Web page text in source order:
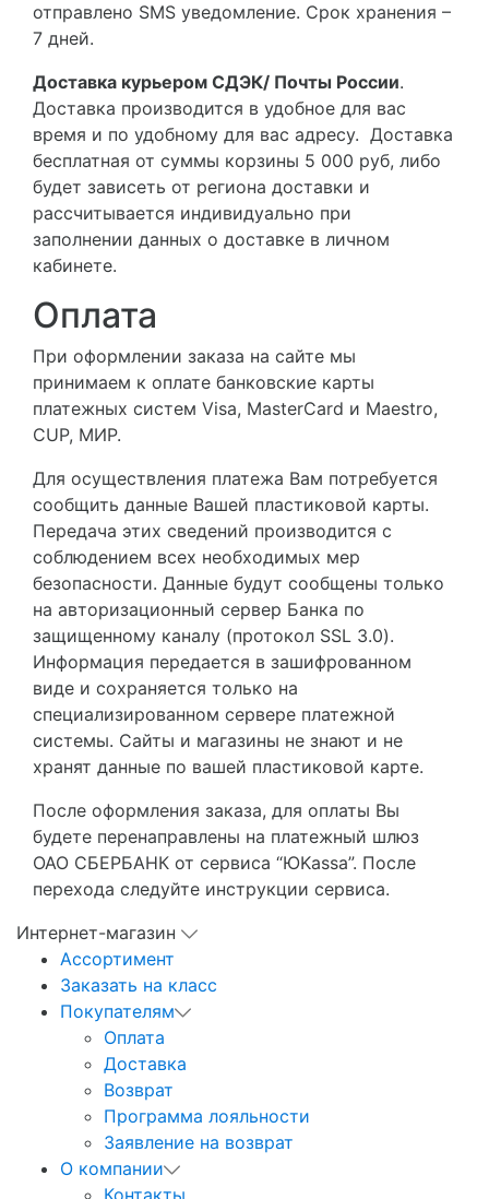
отправлено SMS уведомление. Срок хранения –
7 дней.
Доставка курьером СДЭК/ Почты России.
Доставка производится в удобное для вас
время и по удобному для вас адресу. Доставка
бесплатная от суммы корзины 5 000 руб, либо
будет зависеть от региона доставки и
рассчитывается индивидуально при
заполнении данных о доставке в личном
кабинете.
Оплата
При оформлении заказа на сайте мы
принимаем к оплате банковские карты
платежных систем Visa, MasterCard и Maestro,
CUP, МИР.
Для осуществления платежа Вам потребуется
сообщить данные Вашей пластиковой карты.
Передача этих сведений производится с
соблюдением всех необходимых мер
безопасности. Данные будут сообщены только
на авторизационный сервер Банка по
защищенному каналу (протокол SSL 3.0).
Информация передается в зашифрованном
виде и сохраняется только на
специализированном сервере платежной
системы. Сайты и магазины не знают и не
хранят данные по вашей пластиковой карте.
После оформления заказа, для оплаты Вы
будете перенаправлены на платежный шлюз
ОАО СБЕРБАНК от сервиса “ЮKassa”. После
перехода следуйте инструкции сервиса.
Интернет-магазин
Ассортимент
Заказать на класс
Покупателям
Оплата
Доставка
Возврат
Программа лояльности
Заявление на возврат
О компании
Контакты